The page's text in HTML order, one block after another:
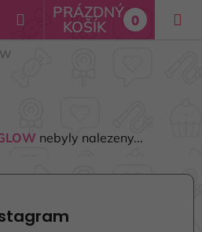
Hledat
NÁKUPNÍ
PRÁZDNÝ
KOŠÍK 0
nebyly nalezeny...